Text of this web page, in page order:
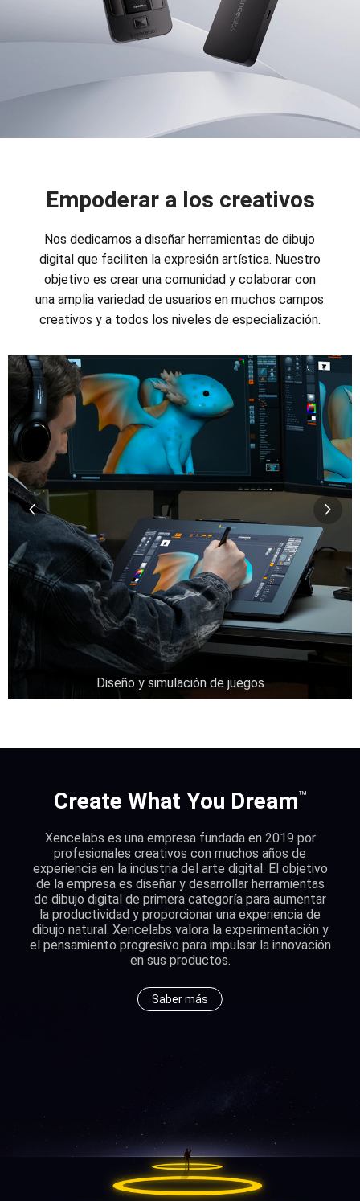
Empoderar a los creativos
Nos dedicamos a diseñar herramientas de dibujo
digital que faciliten la expresión artística. Nuestro
objetivo es crear una comunidad y colaborar con
una amplia variedad de usuarios en muchos campos
creativos y a todos los niveles de especialización.
Diseño y simulación de juegos
Create What You Dream™
Xencelabs es una empresa fundada en 2019 por
profesionales creativos con muchos años de
experiencia en la industria del arte digital. El objetivo
de la empresa es diseñar y desarrollar herramientas
de dibujo digital de primera categoría para aumentar
la productividad y proporcionar una experiencia de
dibujo natural. Xencelabs valora la experimentación y
el pensamiento progresivo para impulsar la innovación
en sus productos.
Saber más